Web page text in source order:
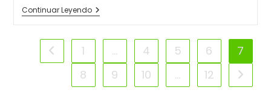
Continuar LeyendoCascos
De
Para
5
Mejores.
Ir a la página anterior
1 … 4 5 6
7
8
9 10 … 12 Ir a la